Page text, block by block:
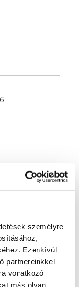
személyre
Ezenkívül
partnereinkkel
vonatkozó
más olyan